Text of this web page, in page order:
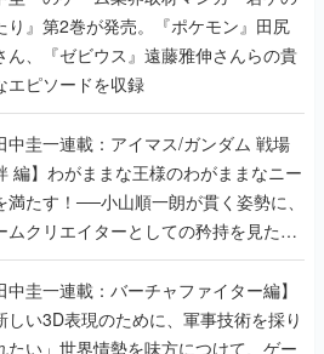
り』第2巻が発売。『ポケモン』田尻
ん、『ゼビウス』遠藤雅伸さんらの貴
エピソードを収録
中圭一連載：アイマス/ガンダム 戦場
編】わがままな王様のわがままなニー
満たす！──小山順一朗が貫く姿勢に、
ムクリエイターとしての矜持を見た
ゲのいたり最終回】
中圭一連載：バーチャファイター編】
しい3D表現のために、軍事技術を採り
たい」世界情勢を味方につけて、ゲー